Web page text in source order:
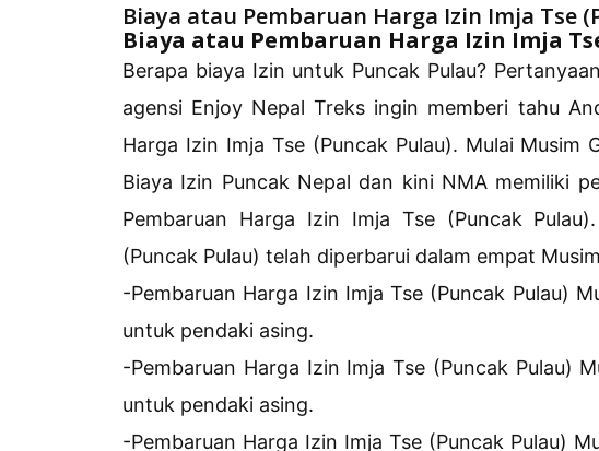
Biaya atau Pembaruan Harga Izin Imja Tse
Biaya atau Pembaruan Harga Izin Imja
Berapa biaya Izin untuk Puncak Pulau?
agensi Enjoy Nepal Treks ingin memberi tahu
Harga Izin Imja Tse (Puncak Pulau). Mulai Musim
Biaya Izin Puncak Nepal dan kini NMA memiliki
Pembaruan Harga Izin Imja Tse (Puncak
(Puncak Pulau) telah diperbarui dalam empat
-Pembaruan Harga Izin Imja Tse (Puncak Pulau)
untuk pendaki asing.
-Pembaruan Harga Izin Imja Tse (Puncak Pulau)
untuk pendaki asing.
-Pembaruan Harga Izin Imja Tse (Puncak Pulau)